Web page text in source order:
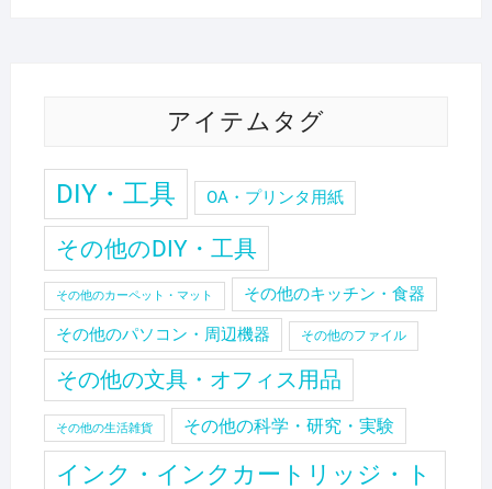
アイテムタグ
DIY・工具 OA・プリンタ用紙
その他のDIY・工具
その他のカーペット・マット その他のキッチン・食器
その他のパソコン・周辺機器 その他のファイル
その他の文具・オフィス用品
その他の生活雑貨 その他の科学・研究・実験
インク・インクカートリッジ・ト